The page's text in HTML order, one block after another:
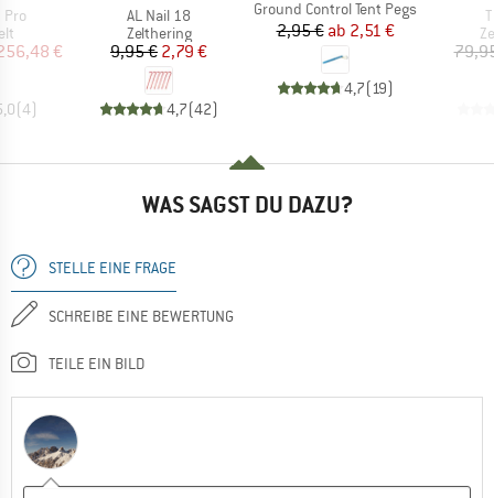
Pro
Preis
€
(4)
Artikel
AL Nail 18
Produktgruppe
Zelthering
Preis
9,95 €reduzierter Preis
2,79 €
4,7(42)
Artikel
Ground Control Tent Pegs
Preis
2,95 € reduzierter Preis
ab 2,51 €
4,7(19)
WAS SAGST DU DAZU?
STELLE EINE FRAGE
SCHREIBE EINE BEWERTUNG
TEILE EIN BILD